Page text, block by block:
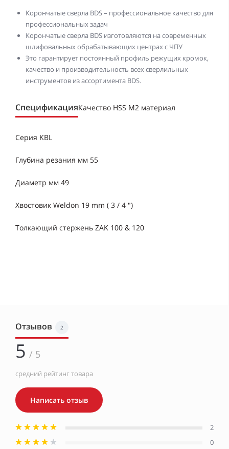
Корончатые сверла BDS – профессиональное качество для
профессиональных задач
Корончатые сверла BDS изготовляются на современных
шлифовальных обрабатывающих центрах с ЧПУ
Это гарантирует постоянный профиль режущих кромок,
качество и производительность всех сверлильных
инструментов из ассортимента BDS.
СпецификацияКачество HSS M2 материал
Серия KBL
Глубина резания мм 55
Диаметр мм 49
Хвостовик Weldon 19 mm ( 3 / 4 ")
Толкающий стержень ZAK 100 & 120
Отзывов 2
5 / 5
средний рейтинг товара
Написать отзыв
2
0